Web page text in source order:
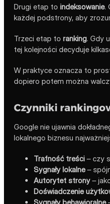
Drugi etap to indeksowanie.
każdej podstrony, aby
Trzeci etap to ranking. Gdy
tej kolejności decyduje
W praktyce oznacza to
dopiero potem można
Czynniki
Google nie ujawnia
lokalnego biznesu
Trafność treści – czy
Sygnały lokalne–
Autorytet strony –
Doświadczenie